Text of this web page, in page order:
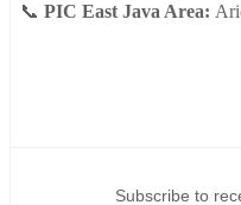
📞 PIC East Java Area:
Subscribe to